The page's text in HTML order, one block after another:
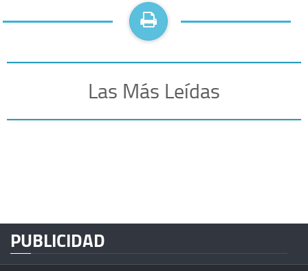
Las Más Leídas
PUBLICIDAD